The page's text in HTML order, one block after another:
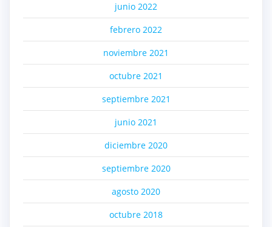
junio 2022
febrero 2022
noviembre 2021
octubre 2021
septiembre 2021
junio 2021
diciembre 2020
septiembre 2020
agosto 2020
octubre 2018